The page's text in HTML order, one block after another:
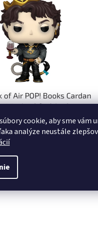
cookie, aby sme
analýze neustále
of Air POP! Books Cardan
Vinylová figúrka 9 cm
objednávku - upresníme termín